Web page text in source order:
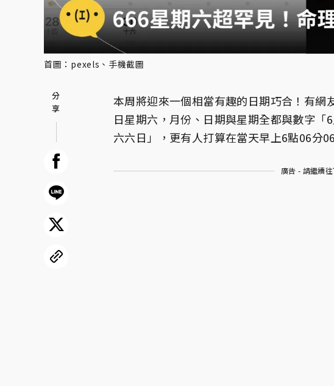
首圖：pexels、手機截圖
本周將迎來一個相當有趣的日期巧合！有網
日星期六，月份、日期與星期全都與數字
六六日」，更有人打算在當天早上6點06分
廣告 - 請繼續